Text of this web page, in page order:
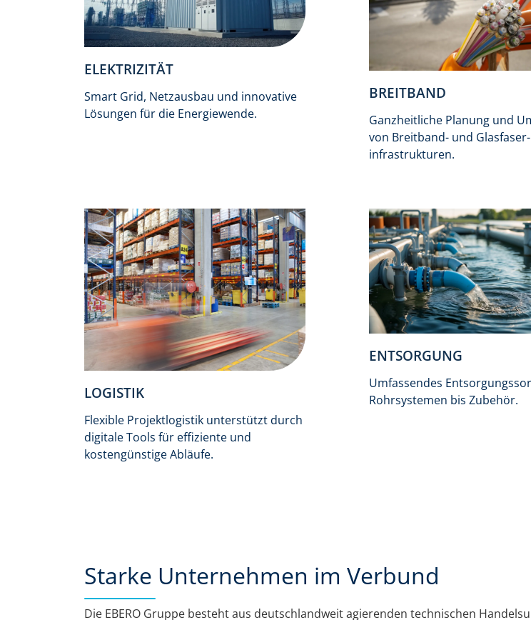
ELEKTRIZITÄT
Smart Grid, Netzausbau und innovative
Lösungen für die Energiewende.
BREITBAND
Ganzheitliche Planung und
von Breitband- und Glasfaser-
infrastrukturen.
LOGISTIK
Flexible Projektlogistik unterstützt durch
digitale Tools für effiziente und
kostengünstige Abläufe.
ENTSORGUNG
Umfassendes
Rohrsystemen bis Zubehör.
Starke Unternehmen im Verbund
Die EBERO Gruppe besteht aus deutschlandweit agierenden technischen